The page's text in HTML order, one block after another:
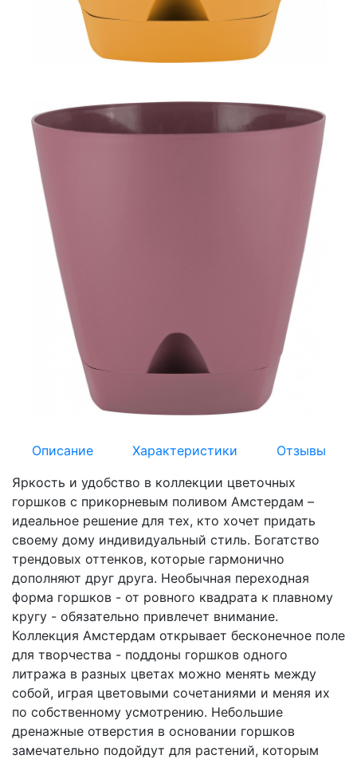
Описание Характеристики
Отзывы
Яркость и удобство в коллекции цветочных
горшков с прикорневым поливом Амстердам –
идеальное решение для тех, кто хочет придать
своему дому индивидуальный стиль. Богатство
трендовых оттенков, которые гармонично
дополняют друг друга. Необычная переходная
форма горшков - от ровного квадрата к плавному
кругу - обязательно привлечет внимание.
Коллекция Амстердам открывает бесконечное поле
для творчества - поддоны горшков одного
литража в разных цветах можно менять между
собой, играя цветовыми сочетаниями и меняя их
по собственному усмотрению. Небольшие
дренажные отверстия в основании горшков
замечательно подойдут для растений, которым